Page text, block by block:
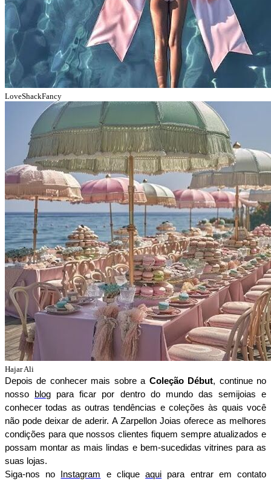
LoveShackFancy
Hajar Ali
Depois de conhecer mais sobre a Coleção Début, continue no
nosso
blog para ficar por dentro do mundo das semijoias e
conhecer todas as outras tendências e coleções às quais você
não pode deixar de aderir. A Zarpellon Joias oferece as melhores
condições para que nossos clientes fiquem sempre atualizados e
possam montar as mais lindas e bem-sucedidas vitrines para as
suas lojas.
Siga-nos no
Instagram e clique aqui para entrar em contato